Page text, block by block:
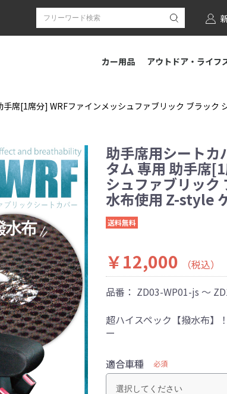
カー用品 アウトドア・ライフ
席[1席分] WRFファインメッシュファブリック ブラック
助手席用シートカ
タム 専用 助手席
シュファブリック
水布使用 Z-style
送料無料
￥12,000
（税込）
品番： ZD03-WP01-js ～
超ハイスペック【撥水布】
ー
適合車種 必須